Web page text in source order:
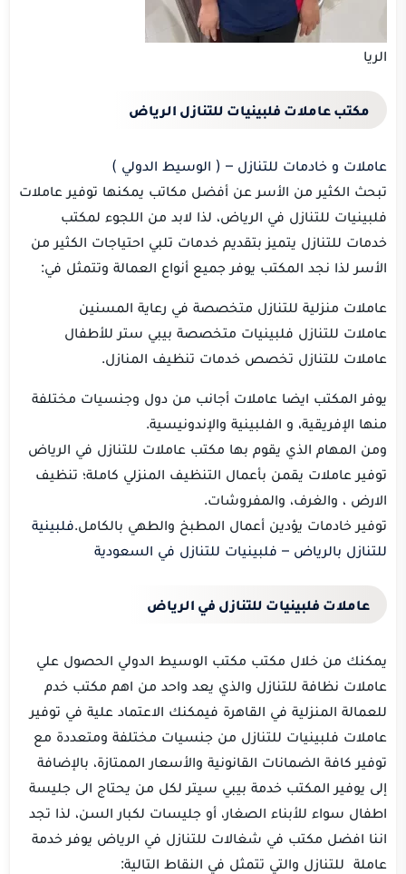
الريا
مكتب عاملات فلبينيات للتنازل الرياض
عاملات و خادمات للتنازل – ( الوسيط الدولي )
تبحث الكثير من الأسر عن أفضل مكاتب يمكنها توفير عاملات
فلبينيات للتنازل في الرياض، لذا لابد من اللجوء لمكتب
خدمات للتنازل يتميز بتقديم خدمات تلبي احتياجات الكثير من
الأسر لذا نجد المكتب يوفر جميع أنواع العمالة وتتمثل في:
عاملات منزلية للتنازل متخصصة في رعاية المسنين
عاملات للتنازل فلبينيات متخصصة بيبي ستر للأطفال
عاملات للتنازل تخصص خدمات تنظيف المنازل.
يوفر المكتب ايضا عاملات أجانب من دول وجنسيات مختلفة
منها الإفريقية، و الفلبينية والإندونيسية.
ومن المهام الذي يقوم بها مكتب عاملات للتنازل في الرياض
توفير عاملات يقمن بأعمال التنظيف المنزلي كاملة؛ تنظيف
الارض ، والغرف، والمفروشات.
توفير خادمات يؤدين أعمال المطبخ والطهي بالكامل.فلبينية
للتنازل بالرياض – فلبينيات للتنازل في السعودية
عاملات فلبينيات للتنازل في الرياض
يمكنك من خلال مكتب مكتب الوسيط الدولي الحصول علي
عاملات نظافة للتنازل والذي يعد واحد من اهم مكتب خدم
للعمالة المنزلية في القاهرة فيمكنك الاعتماد علية في توفير
عاملات فلبينيات للتنازل من جنسيات مختلفة ومتعددة مع
توفير كافة الضمانات القانونية والأسعار الممتازة، بالإضافة
إلى يوفير المكتب خدمة بيبي سيتر لكل من يحتاج الى جليسة
اطفال سواء للأبناء الصغار، أو جليسات لكبار السن، لذا تجد
اننا افضل مكتب في شغالات للتنازل في الرياض يوفر خدمة
عاملة للتنازل والتي تتمثل في النقاط التالية: